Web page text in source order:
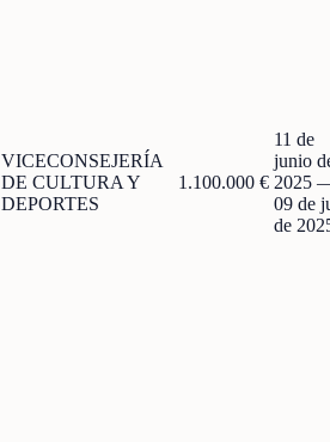
VICECONSEJERÍA
DE CULTURA Y
DEPORTES
1.100.000 €
11 de
junio
2025
09 de
de